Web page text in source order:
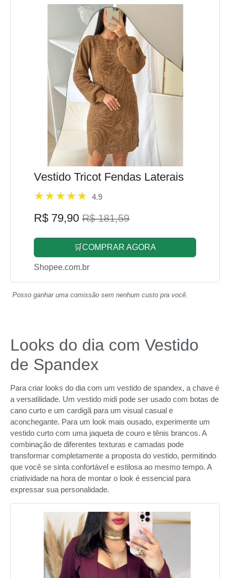
Vestido Tricot Fendas Laterais
4.9
R$ 79,90 R$ 181,59
🛒COMPRAR AGORA
Shopee.com.br
Posso ganhar uma comissão sem nenhum custo pra você.
Looks do dia com Vestido
de Spandex
Para criar looks do dia com um vestido de spandex, a chave é
a versatilidade. Um vestido midi pode ser usado com botas de
cano curto e um cardigã para um visual casual e
aconchegante. Para um look mais ousado, experimente um
vestido curto com uma jaqueta de couro e tênis brancos. A
combinação de diferentes texturas e camadas pode
transformar completamente a proposta do vestido, permitindo
que você se sinta confortável e estilosa ao mesmo tempo. A
criatividade na hora de montar o look é essencial para
expressar sua personalidade.